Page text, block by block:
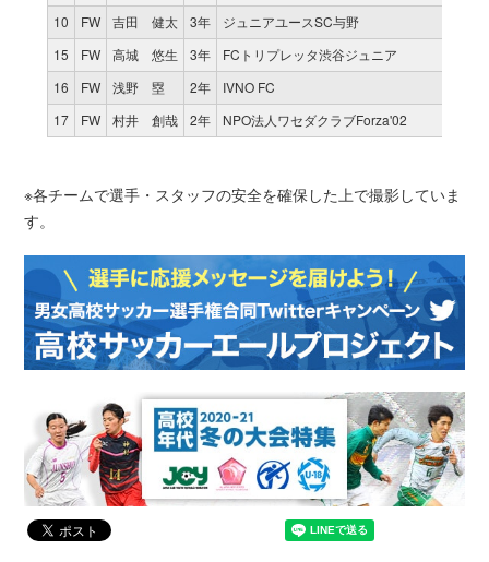
10
FW 吉田 健太 3年 ジュニアユースSC与野
15
FW 高城 悠生 3年 FCトリプレッタ渋谷ジュニア
16
FW 浅野 塁 2年 IVNO FC
17
FW 村井 創哉 2年 NPO法人ワセダクラブForza'02
※各チームで選手・スタッフの安全を確保した上で撮影していま
す。